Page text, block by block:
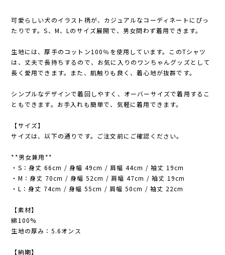
可愛らしい犬のイラスト柄が、カジュアルなコーディネートにぴっ
たりです。S、M、Lのサイズ展開で、男女問わず着用できます。
生地には、厚手のコットン100％を使用しています。このTシャツ
は、丈夫で長持ちするので、お気に入りのワンちゃんグッズとして
長く愛用できます。また、肌触りも良く、着心地が抜群です。
シンプルなデザインで着回しやすく、オーバーサイズで着用するこ
ともできます。お手入れも簡単で、気軽に着用できます。
【サイズ】
サイズは、以下の通りです。ご注文前にご確認ください。
**男女兼用**
・S：身丈 66cm / 身幅 49cm / 肩幅 44cm / 袖丈 19cm
・M：身丈 70cm / 身幅 52cm / 肩幅 47cm / 袖丈 19cm
・L：身丈 74cm / 身幅 55cm / 肩幅 50cm / 袖丈 22cm
【素材】
綿100%
生地の厚み：5.6オンス
【納期】